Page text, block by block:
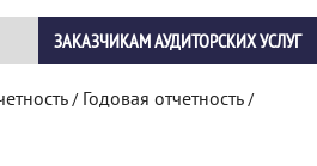
ЗАКАЗЧИКАМ АУДИТОРСКИХ УСЛУГ
/ Годовая отчетность /